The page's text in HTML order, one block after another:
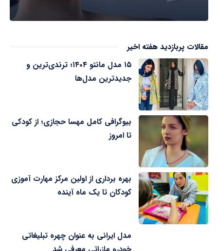
مقالات پربازدید هفته اخیر
۱۵ مدل مانتو ۱۴۰۴؛ ترندی‌ترین و
جدیدترین مدل‌ها
بیوگرافی کامل مهسا حجازی؛ از کودکی
تا امروز
بهره برداری از اولین مرکز مهارت آموزی
کودکان تا یک ماه آینده
مدل ایرانی به عنوان چهره تبلیغاتی